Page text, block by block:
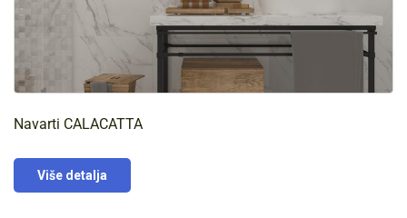
Navarti CALACATTA
Više detalja